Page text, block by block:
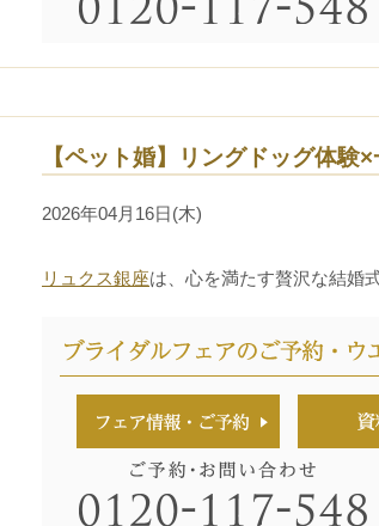
【ペット婚】リングドッグ体験
2026年04月16日(木)
リュクス銀座は、心を満たす贅沢な結婚